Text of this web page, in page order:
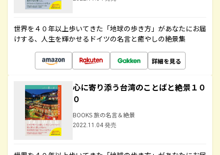
世界を４０年以上歩いてきた「地球の歩き方」があなたにお届
けする、人生を輝かせるドイツの名言と癒やしの絶景集
詳細を見る
心に寄り添う台湾のことばと絶景１０
０
BOOKS 旅の名言＆絶景
2022.11.04 発売